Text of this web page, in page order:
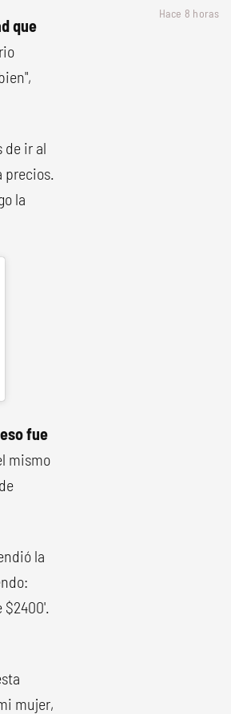
que
de ir al
precios.
la
fue
mismo
la
$2400'.
mujer,
Hace 8 horas